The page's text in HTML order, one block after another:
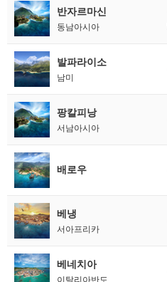
반자르마신
동남아시아
발파라이소
남미
팡칼피낭
서남아시아
배로우
베냉
서아프리카
베네치아
이탈리아반도